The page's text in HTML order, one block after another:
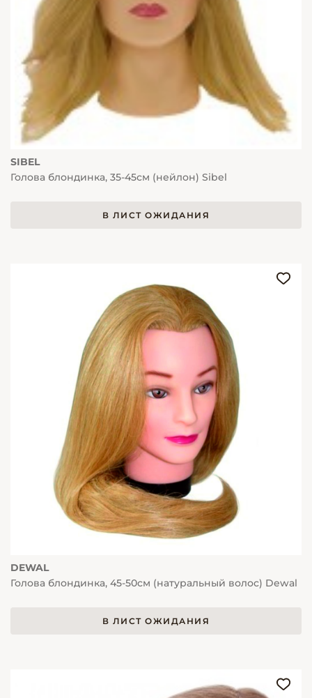
SIBEL
Голова блондинка, 35-45см (нейлон) Sibel
В ЛИСТ ОЖИДАНИЯ
DEWAL
Голова блондинка, 45-50см (натуральный волос) Dewal
В ЛИСТ ОЖИДАНИЯ